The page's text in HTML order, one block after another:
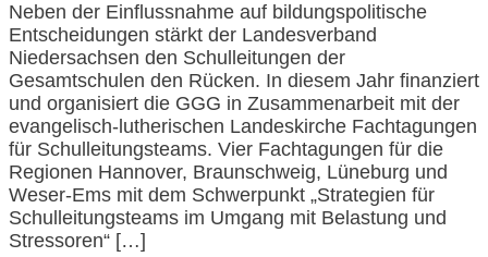
Neben der Einflussnahme auf bildungspolitische
Entscheidungen stärkt der Landesverband
Niedersachsen den Schulleitungen der
Gesamtschulen den Rücken. In diesem Jahr finanziert
und organisiert die GGG in Zusammenarbeit mit der
evangelisch-lutherischen Landeskirche Fachtagungen
für Schulleitungsteams. Vier Fachtagungen für die
Regionen Hannover, Braunschweig, Lüneburg und
Weser-Ems mit dem Schwerpunkt „Strategien für
Schulleitungsteams im Umgang mit Belastung und
Stressoren“ […]